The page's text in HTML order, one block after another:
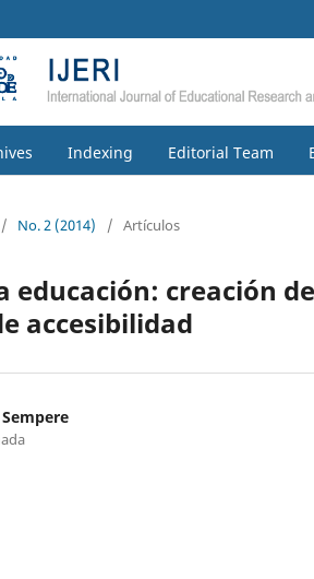
Indexing Editorial Team
/ No. 2 (2014) / Artículos
educación: creación
accesibilidad